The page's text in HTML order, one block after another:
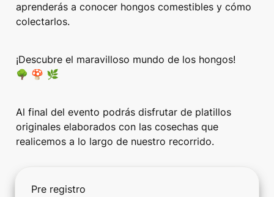
aprenderás a conocer hongos comestibles y cómo
colectarlos.
¡Descubre el maravilloso mundo de los hongos!
🌳 🍄 🌿
Al final del evento podrás disfrutar de platillos
originales elaborados con las cosechas que
realicemos a lo largo de nuestro recorrido.
Pre registro